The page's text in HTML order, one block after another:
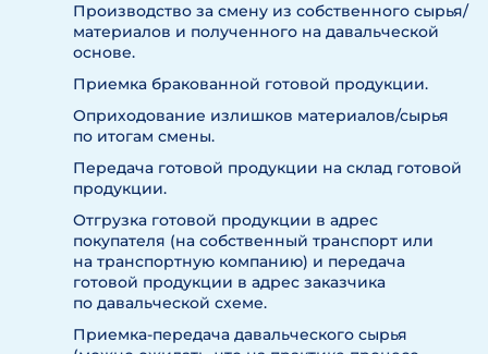
Производство за смену из собственного сырья/
материалов и полученного на давальческой
основе.
Приемка бракованной готовой продукции.
Оприходование излишков материалов/сырья
по итогам смены.
Передача готовой продукции на склад готовой
продукции.
Отгрузка готовой продукции в адрес
покупателя (на собственный транспорт или
на транспортную компанию) и передача
готовой продукции в адрес заказчика
по давальческой схеме.
Приемка-передача давальческого сырья